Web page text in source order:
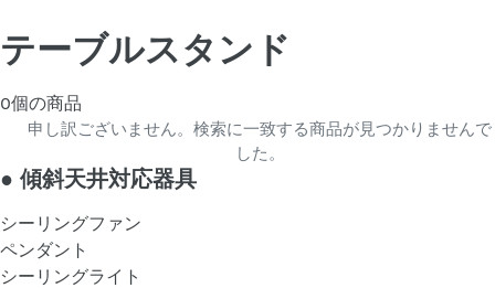
テーブルスタンド
0個の商品
申し訳ございません。検索に一致する商品が見つかりませんで
した。
● 傾斜天井対応器具
シーリングファン
ペンダント
シーリングライト